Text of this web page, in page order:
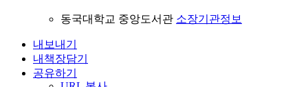
동국대학교 중앙도서관 소장기관정보
내보내기
내책장담기
공유하기